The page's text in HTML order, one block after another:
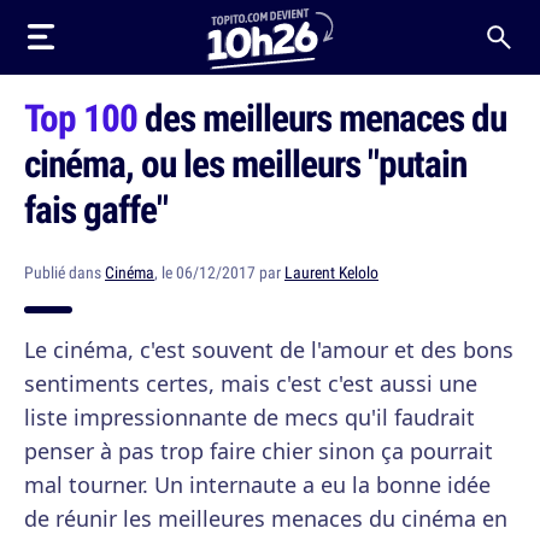
Top 100des meilleurs menaces du
cinéma, ou les meilleurs "putain
fais gaffe"
Publié dansCinéma, le 06/12/2017 par Laurent Kelolo
Le cinéma, c'est souvent de l'amour et des bons
sentiments certes, mais c'est c'est aussi une
liste impressionnante de mecs qu'il faudrait
penser à pas trop faire chier sinon ça pourrait
mal tourner. Un internaute a eu la bonne idée
de réunir les meilleures menaces du cinéma en